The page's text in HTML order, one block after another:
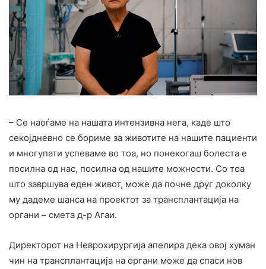
– Се наоѓаме на нашата интензивна нега, каде што
секојдневно се бориме за животите на нашите пациенти
и многупати успеваме во тоа, но понекогаш болеста е
посилна од нас, посилна од нашите можности. Со тоа
што завршува еден живот, може да почне друг доколку
му дадеме шанса на проектот за трансплантација на
органи – смета д-р Агаи.
Директорот на Неврохирургија апелира дека овој хуман
чин на трансплантација на органи може да спаси нов